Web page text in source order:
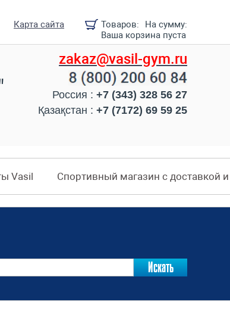
Товаров:
На сумму:
Ваша корзина пуста
Карта сайта
zakaz@vasil-gym.ru
Россия : +7 (343) 328 56 27
Қазақстан : +7 (7172) 69 59 25
Vasil Спортивный магазин с доставкой